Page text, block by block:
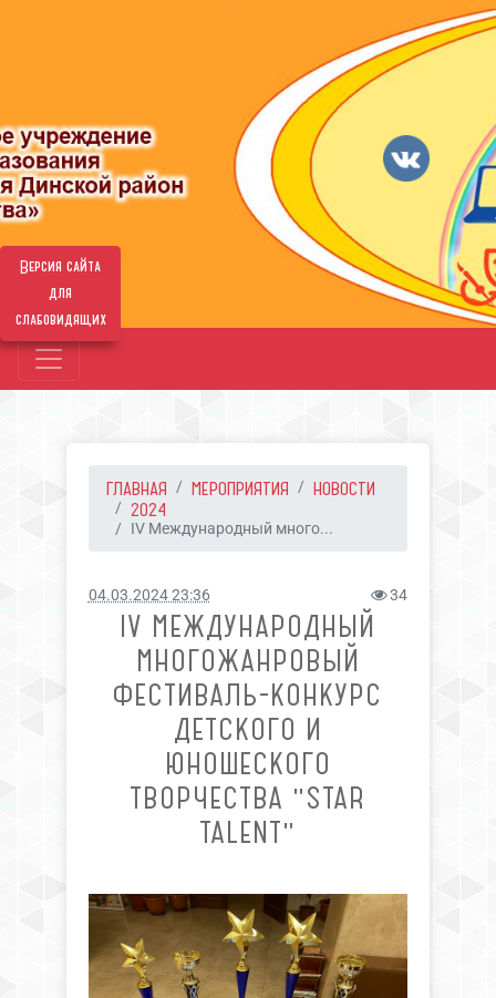
Версия сайта
для
слабовидящих
ГЛАВНАЯ МЕРОПРИЯТИЯ
НОВОСТИ
2024
IV Международный много...
04.03.2024 23:36 34
IV МЕЖДУНАРОДНЫЙ
МНОГОЖАНРОВЫЙ
ФЕСТИВАЛЬ-КОНКУРС
ДЕТСКОГО И
ЮНОШЕСКОГО
ТВОРЧЕСТВА "STAR
TALENT"